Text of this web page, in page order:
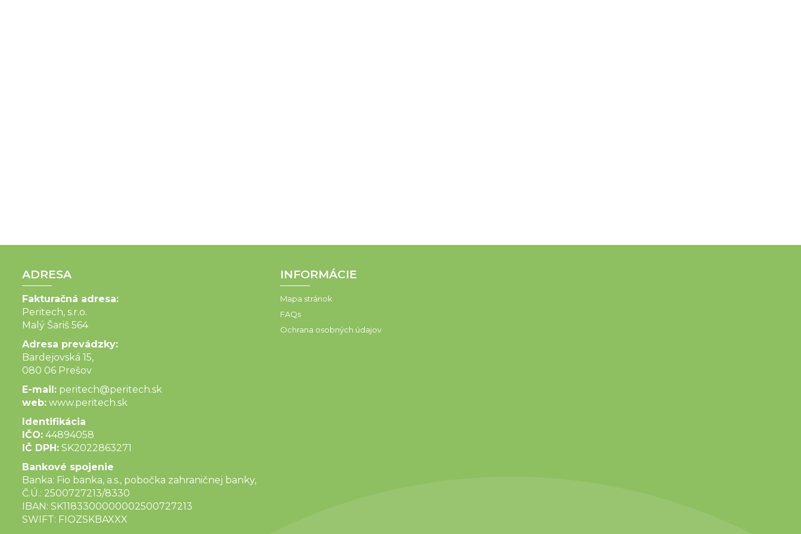
ADRESA
Fakturačná adresa:
Peritech, s.r.o.
Malý Šariš 564
Adresa prevádzky:
Bardejovská 15,
080 06 Prešov
E-mail: peritech@peritech.sk
web: www.peritech.sk
Identifikácia
IČO: 44894058
IČ DPH: SK2022863271
Bankové spojenie
Banka: Fio banka, a.s., pobočka zahraničnej banky,
Č.Ú.: 2500727213/8330
IBAN: SK1183300000002500727213
SWIFT: FIOZSKBAXXX
INFORMÁCIE
Mapa stránok
FAQs
Ochrana osobných údajov